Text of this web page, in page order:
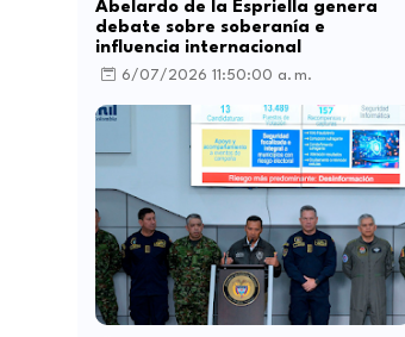
Abelardo de la Espriella genera
debate sobre soberanía e
influencia internacional
6/07/2026 11:50:00 a. m.